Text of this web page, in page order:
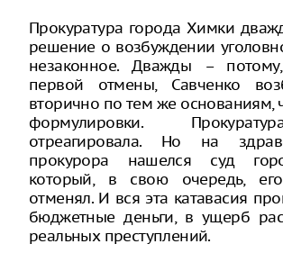
Прокуратура города Химки
решение о возбуждении
незаконное. Дважды –
первой отмены, Савченко
вторично по тем же основаниям,
формулировки.
отреагировала. Но на
прокурора нашелся суд
который, в свою очередь,
отменял. И вся эта катавасия
бюджетные деньги, в ущерб
реальных преступлений.